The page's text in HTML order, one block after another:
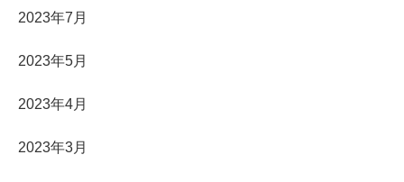
2023年7月
2023年5月
2023年4月
2023年3月